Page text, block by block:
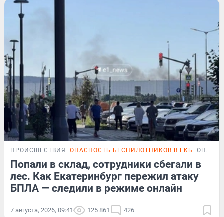
ПРОИСШЕСТВИЯ ОПАСНОСТЬ БЕСПИЛОТНИКОВ В ЕКБ
Попали в склад, сотрудники сбегали в
лес. Как Екатеринбург пережил атаку
БПЛА — следили в режиме онлайн
7 августа, 2026, 09:41 125 861 426